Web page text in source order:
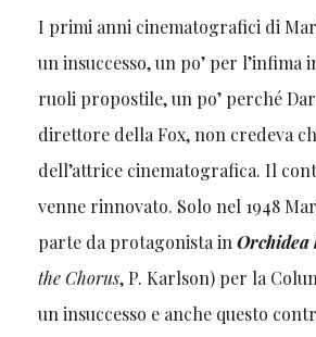
I primi anni cinematografici di
un insuccesso, un po’ per l’infima
ruoli propostile, un po’ perché
direttore della Fox, non credeva
dell’attrice cinematografica. Il
venne rinnovato. Solo nel 1948
parte da protagonista inOrchidea
the Chorus, P. Karlson) per la
un insuccesso e anche questo